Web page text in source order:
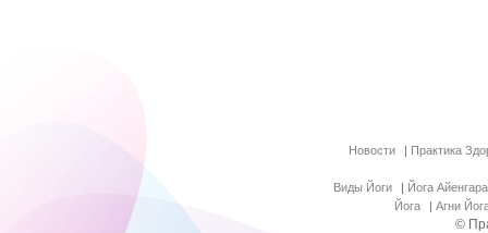
Новости | Практика
Виды Йоги | Йога Айенгара
Йога
| Агни
©